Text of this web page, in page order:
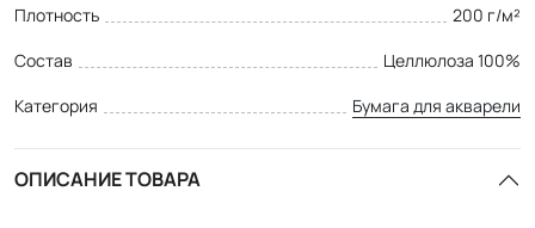
Плотность
200 г/м²
Состав
Целлюлоза 100%
Категория
Бумага для акварели
ОПИСАНИЕ ТОВАРА